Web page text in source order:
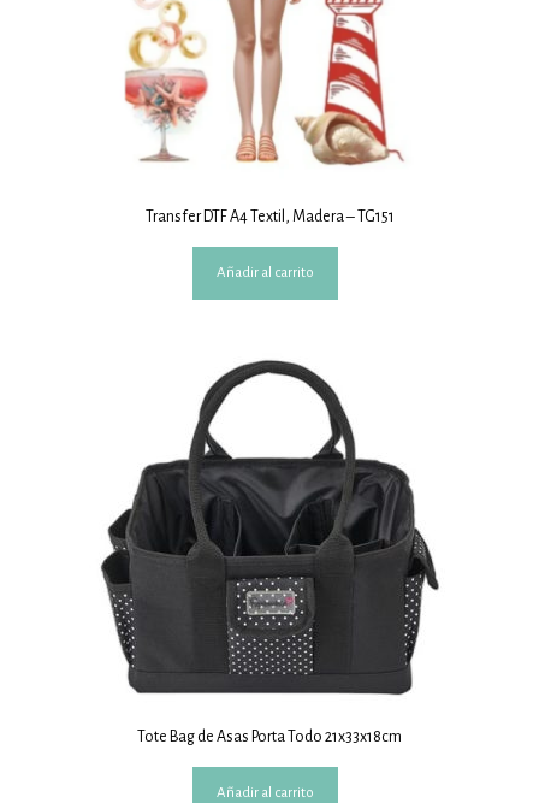
Transfer DTF A4 Textil, Madera – TG151
Añadir al carrito
Tote Bag de Asas Porta Todo 21x33x18cm
Añadir al carrito